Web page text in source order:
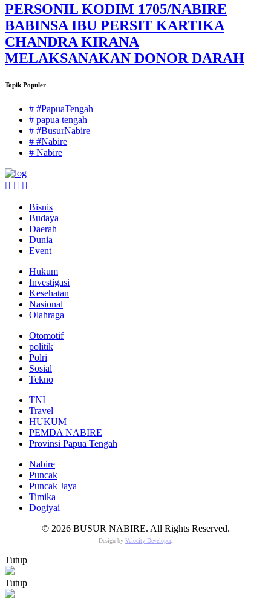
PERSONIL KODIM 1705/NABIRE
BABINSA IBU PERSIT KARTIKA
CHANDRA KIRANA
MELAKSANAKAN DONOR DARAH
Topik Populer
# #PapuaTengah
# papua tengah
# #BusurNabire
# #Nabire
# Nabire
Bisnis
Budaya
Daerah
Dunia
Event
Hukum
Investigasi
Kesehatan
Nasional
Olahraga
Otomotif
politik
Polri
Sosial
Tekno
TNI
Travel
HUKUM
PEMDA NABIRE
Provinsi Papua Tengah
Nabire
Puncak
Puncak Jaya
Timika
Dogiyai
© 2026 BUSUR NABIRE. All Rights Reserved.
Design by Velocity Developer.
Tutup
Tutup